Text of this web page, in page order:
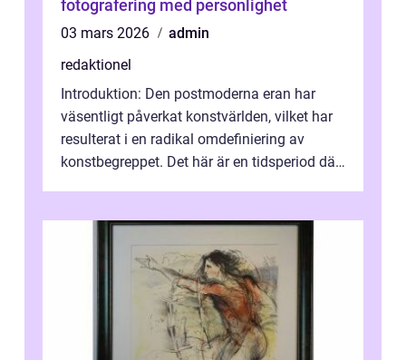
fotografering med personlighet
03 mars 2026
admin
redaktionel
Introduktion: Den postmoderna eran har
väsentligt påverkat konstvärlden, vilket har
resulterat i en radikal omdefiniering av
konstbegreppet. Det här är en tidsperiod där